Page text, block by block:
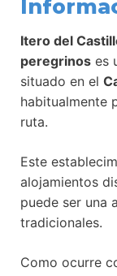
Itero del
peregrinos es
situado en el
habitualmente
ruta.
Este
alojamientos
puede ser una
tradicionales.
Como ocurre